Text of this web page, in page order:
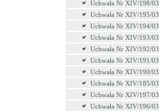
Uchwała Nr XIV/198/03
Uchwała Nr XIV/195/03
Uchwała Nr XIV/194/03
Uchwała Nr XIV/193/03
Uchwała Nr XIV/192/03
Uchwała Nr XIV/191/03
Uchwała Nr XIV/190/03
Uchwała Nr XIV/185/03
Uchwała Nr XIV/197/03
Uchwała Nr XIV/196/03